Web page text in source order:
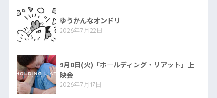
ゆうかんなオンドリ
2026年7月22日
9月8日(火)「ホールディング・リアット」上
映会
2026年7月17日